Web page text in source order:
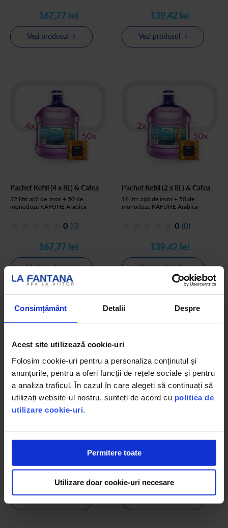
Consimțământ Detalii Despre
Acest site utilizează cookie-uri
Folosim cookie-uri pentru a personaliza conținutul și
anunțurile, pentru a oferi funcții de rețele sociale și pentru
a analiza traficul. În cazul în care alegeți să continuați să
utilizați website-ul nostru, sunteți de acord cu politica de
utilizare cookie-uri.
Permitere toate
Utilizare doar cookie-uri necesare
167,77 lei
Vezi produsul
139,42 lei
Vezi produsul
Pachet Refill (4 x 8L) & Cafea
32 litri apă de izvor + 50 de
monodoze KAFUNE Arabica
0 (0)
167,77 lei
Vezi produsul
Pachet Refill (2 x 8L) & Cafea
16 litri apă de izvor + 50 de
monodoze KAFUNE Arabica
0 (0)
139,42 lei
Vezi produsul
32 litri apă de izvor + 50 de
167,77 lei
Vezi produsul
16 litri apă de izvor + 50 de
Vezi produsul